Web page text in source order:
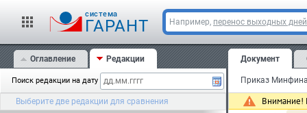
cистема
ГАРАНТ Например, перенос выходных дней
Оглавление Редакции
Поиск редакции на дату
Выберите две редакции для сравнения
Документ
Внимание!